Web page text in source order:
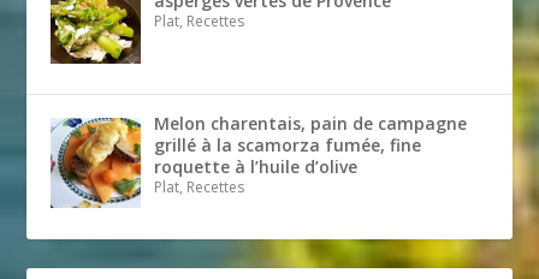
Plat, Recettes
Melon charentais, pain de campagne
grillé à la scamorza fumée, fine
roquette à l’huile d’olive
Plat, Recettes